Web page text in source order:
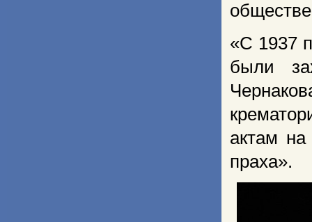
«С 1937
были
актам
праха».